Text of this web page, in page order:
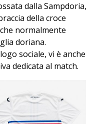
dalla Sampdoria,
della croce
normalmente
doriana.
sociale, vi è anche
dedicata al match.